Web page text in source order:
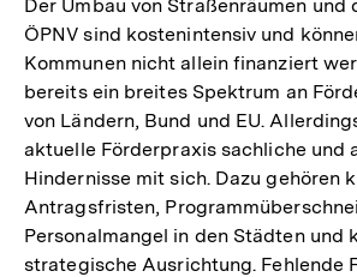
Der Umbau von Straßenräumen und
ÖPNV sind kostenintensiv und
Kommunen nicht allein finanziert
bereits ein breites Spektrum an
von Ländern, Bund und EU.
aktuelle Förderpraxis sachliche und
Hindernisse mit sich. Dazu gehören
Antragsfristen,
Personalmangel in den Städten und
strategische Ausrichtung. Fehlende